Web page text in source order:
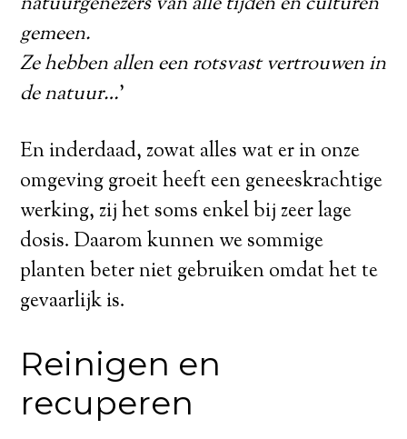
gemeen.
Ze hebben allen een rotsvast vertrouwen in
de natuur…’
En inderdaad, zowat alles wat er in onze
omgeving groeit heeft een geneeskrachtige
werking, zij het soms enkel bij zeer lage
dosis. Daarom kunnen we sommige
planten beter niet gebruiken omdat het te
gevaarlijk is.
Reinigen en
recuperen